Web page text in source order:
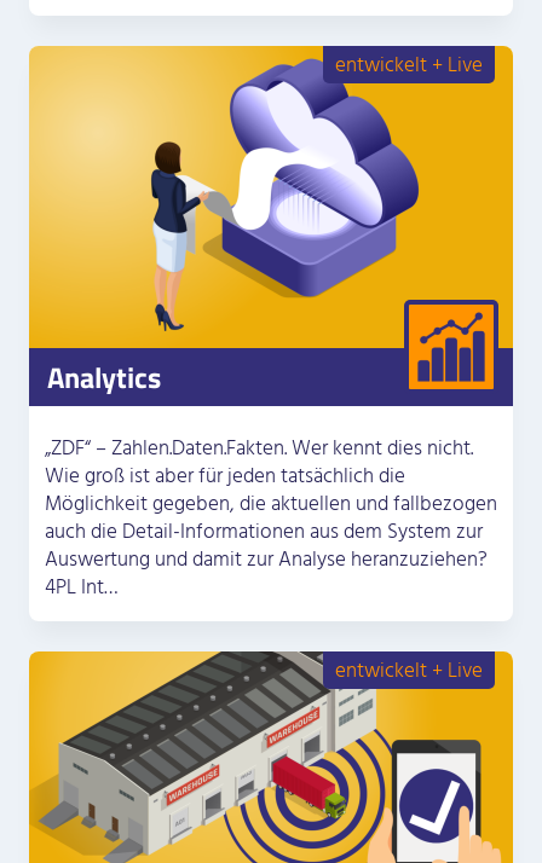
entwickelt + Live
Analytics
„ZDF“ – Zahlen.Daten.Fakten. Wer kennt dies nicht.
Wie groß ist aber für jeden tatsächlich die
Möglichkeit gegeben, die aktuellen und fallbezogen
auch die Detail-Informationen aus dem System zur
Auswertung und damit zur Analyse heranzuziehen?
4PL Int…
entwickelt + Live